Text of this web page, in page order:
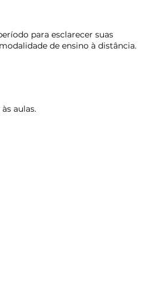
para esclarecer suas
de ensino à distância.
aulas.